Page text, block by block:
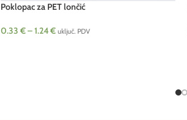
Poklopac za PET lončić
0.33 €–1.24€ uključ. PDV